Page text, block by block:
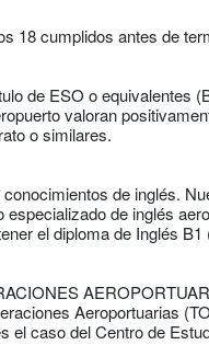
18 cumplidos antes de
de ESO o equivalentes
valoran
o similares.
de inglés.
de inglés
el diploma de Inglés
Aeroportuarias
el caso del Centro de